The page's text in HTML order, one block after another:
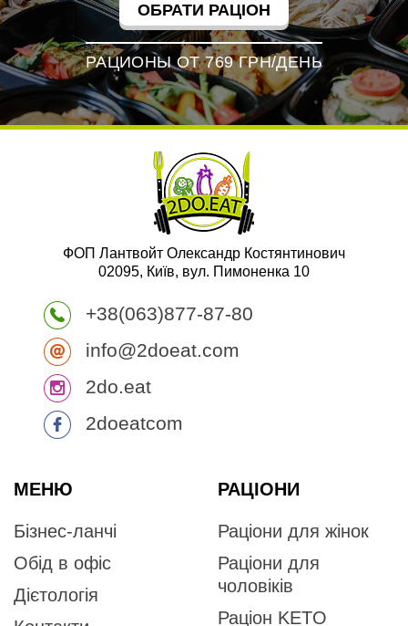
ОБРАТИ РАЦІОН
РАЦИОНЫ ОТ 769 ГРН/ДЕНЬ
ФОП Лантвойт Олександр Костянтинович
02095, Київ, вул. Пимоненка 10
+38(063)877-87-80
info@2doeat.com
2do.eat
2doeatcom
МЕНЮ
Бізнес-ланчі
Обід в офіс
Дієтологія
РАЦІОНИ
Раціони для жінок
Раціони для
чоловіків
Раціон KETO